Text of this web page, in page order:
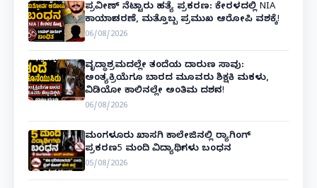
ಪ್ರವೀಣ್ ನೆಟ್ಟಾರು ಹತ್ಯೆ ಪ್ರಕರಣ: ಕೇರಳದಲ್ಲಿ NIA
ಕಾರ್ಯಾಚರಣೆ, ಮತ್ತೊಬ್ಬ ಪ್ರಮುಖ ಆರೋಪಿ ವಶಕ್ಕೆ!
06/08/2026
ವೃದ್ಧಾಶ್ರಮದಲ್ಲೇ ತಂದೆಯ ದಾರುಣ ಸಾವು:
ಅಂತ್ಯಕ್ರಿಯೆಗೂ ಬಾರದ ಮೂವರು ಶಿಕ್ಷಕಿ ಮಕಳು,
ವಿಡಿಯೋ ಕಾಲಿನಲ್ಲೇ ಅಂತಿಮ ದರ್ಶನ!
06/08/2026
ಮಂಗಳೂರು ಖಾಸಗಿ ಕಾಲೇಜಿನಲ್ಲಿ ರ‌್ಯಾಗಿಂಗ್
ಪ್ರಕರಣ5 ಮಂದಿ ವಿದ್ಯಾರ್ಥಿಗಳು ಬಂಧನ
05/08/2026